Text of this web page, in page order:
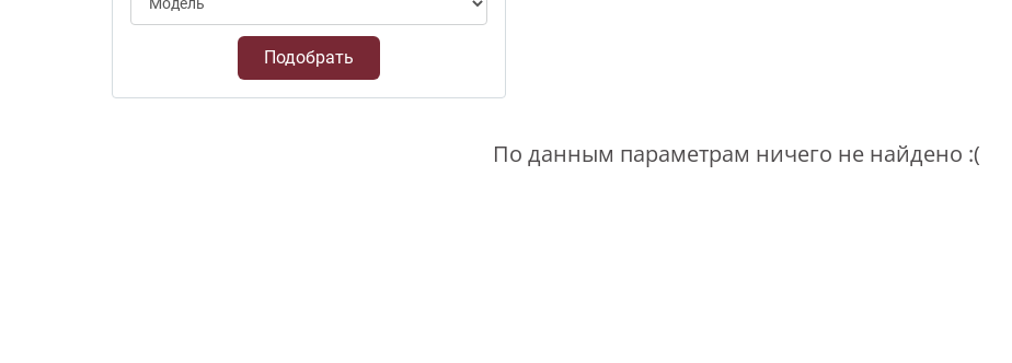
Подобрать
По данным параметрам ничего не найдено :(